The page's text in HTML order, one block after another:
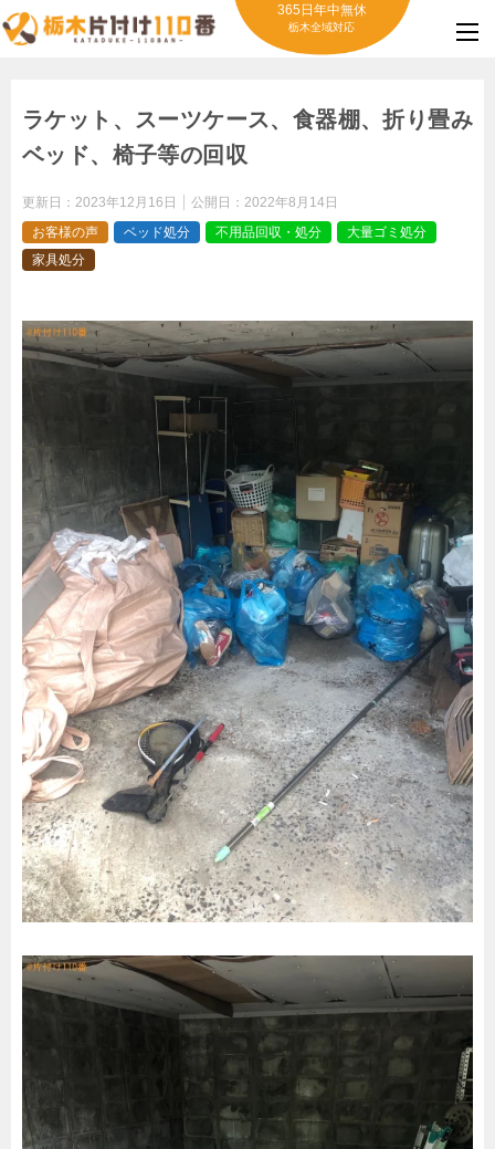
365日年中無休
栃木全域対応
ラケット、スーツケース、食器棚、折り畳み
ベッド、椅子等の回収
更新日： 2023年12月16日 公開日： 2022年8月14日
お客様の声
ベッド処分 不用品回収・処分
大量ゴミ処分
家具処分